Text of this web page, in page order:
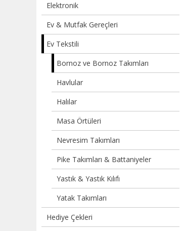
Elektronik
Ev & Mutfak Gereçleri
Ev Tekstili
Bornoz ve Bornoz Takımları
Havlular
Halılar
Masa Örtüleri
Nevresim Takımları
Pike Takımları & Battaniyeler
Yastık & Yastık Kılıfı
Yatak Takımları
Hediye Çekleri